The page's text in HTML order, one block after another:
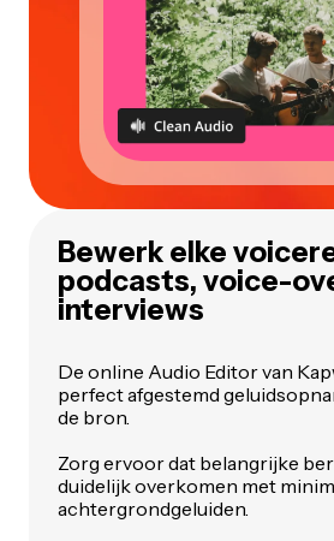
Bewerk elke
podcasts, voice-
interviews
De online Audio Editor van
perfect afgestemd
de bron.
Zorg ervoor dat belangrijke
duidelijk overkomen met
achtergrondgeluiden.